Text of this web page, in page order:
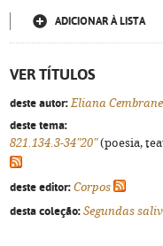
ADICIONAR À LISTA
VER TÍTULOS
deste autor: Eliana
deste tema:
821.134.3-34"20"(poesia,
deste editor: Corpos
desta coleção: Segundas